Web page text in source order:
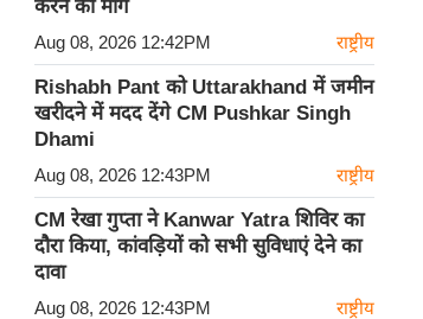
करने की मांग
Aug 08, 2026 12:42PM राष्ट्रीय
Rishabh Pant को Uttarakhand में जमीन
खरीदने में मदद देंगे CM Pushkar Singh
Dhami
Aug 08, 2026 12:43PM राष्ट्रीय
CM रेखा गुप्ता ने Kanwar Yatra शिविर का
दौरा किया, कांवड़ियों को सभी सुविधाएं देने का
दावा
Aug 08, 2026 12:43PM राष्ट्रीय